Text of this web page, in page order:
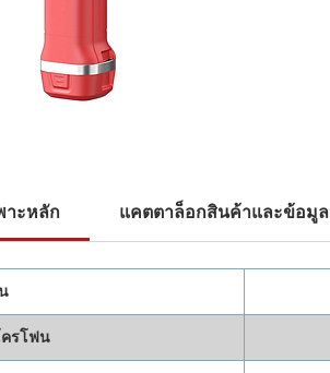
าะหลัก แคตตาล็อกสินค้าและข้อมูล
ครโฟน